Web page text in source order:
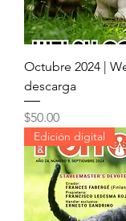
Octubre 2024 |
descarga
Precio
$50.00
Edición digital